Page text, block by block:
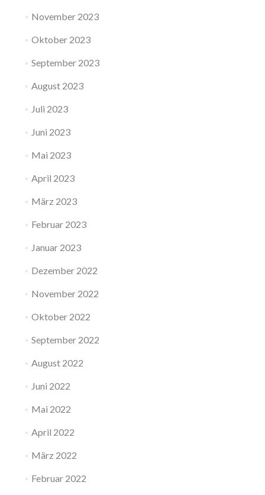
November 2023
Oktober 2023
September 2023
August 2023
Juli 2023
Juni 2023
Mai 2023
April 2023
März 2023
Februar 2023
Januar 2023
Dezember 2022
November 2022
Oktober 2022
September 2022
August 2022
Juni 2022
Mai 2022
April 2022
März 2022
Februar 2022